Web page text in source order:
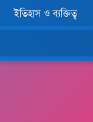
ইতিহাস ও ব্যক্তিত্ব